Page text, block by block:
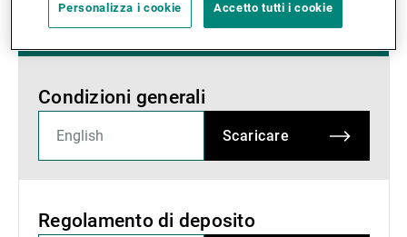
Condizioni generali
Scaricare
Regolamento di deposito
Personalizza i cookie Accetto tutti i cookie